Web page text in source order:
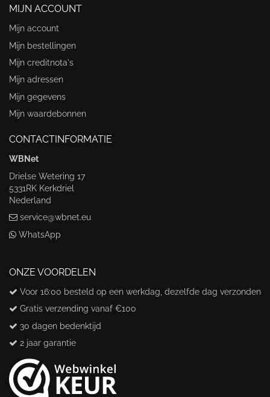
MIJN ACCOUNT
Mijn account
Mijn bestellingen
Mijn creditnota's
Mijn adressen
Mijn gegevens
Mijn waardebonnen
CONTACTINFORMATIE
WBNet
Drielse Wetering 17
5331RK Kerkdriel
Nederland
service@wbnet.eu
WhatsApp
ONZE VOORDELEN
Voor 16:00 besteld op een werkdag, dezelfde dag verzonden
Gratis verzending vanaf €100
30 dagen bedenktijd
2 jaar garantie